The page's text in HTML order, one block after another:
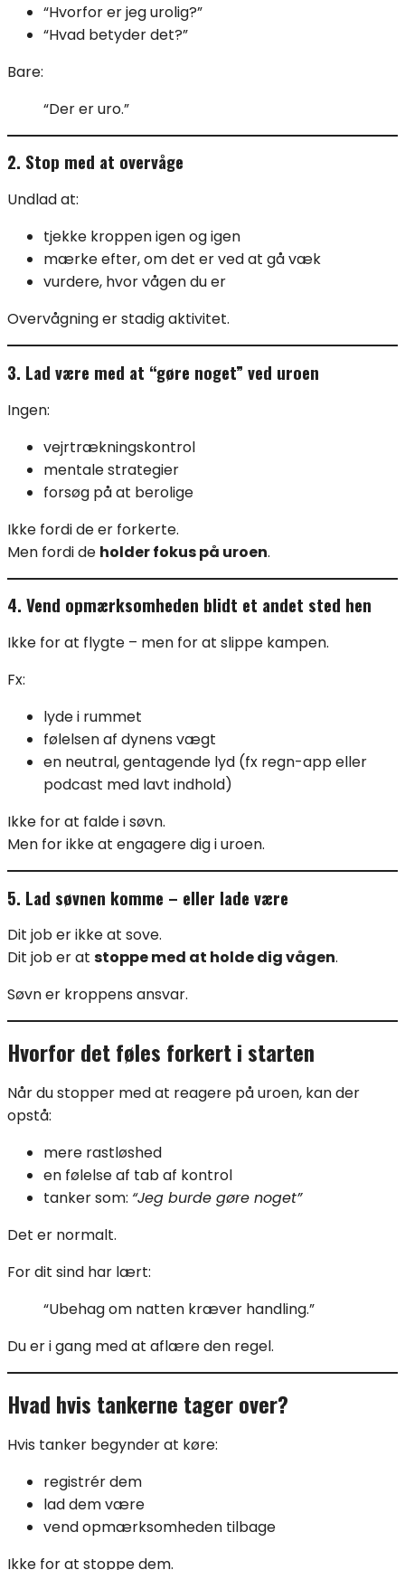
“Hvorfor er jeg urolig?”
“Hvad betyder det?”
Bare:
“Der er uro.”
2. Stop med at overvåge
Undlad at:
tjekke kroppen igen og igen
mærke efter, om det er ved at gå væk
vurdere, hvor vågen du er
Overvågning er stadig aktivitet.
3. Lad være med at “gøre noget” ved uroen
Ingen:
vejrtrækningskontrol
mentale strategier
forsøg på at berolige
Ikke fordi de er forkerte.
Men fordi de holder fokus på uroen.
4. Vend opmærksomheden blidt et andet sted hen
Ikke for at flygte – men for at slippe kampen.
Fx:
lyde i rummet
følelsen af dynens vægt
en neutral, gentagende lyd (fx regn-app eller
podcast med lavt indhold)
Ikke for at falde i søvn.
Men for ikke at engagere dig i uroen.
5. Lad søvnen komme – eller lade være
Dit job er ikke at sove.
Dit job er at stoppe med at holde dig vågen.
Søvn er kroppens ansvar.
Hvorfor det føles forkert i starten
Når du stopper med at reagere på uroen, kan der
opstå:
mere rastløshed
en følelse af tab af kontrol
tanker som: “Jeg burde gøre noget”
Det er normalt.
For dit sind har lært:
“Ubehag om natten kræver handling.”
Du er i gang med at aflære den regel.
Hvad hvis tankerne tager over?
Hvis tanker begynder at køre:
registrér dem
lad dem være
vend opmærksomheden tilbage
Ikke for at stoppe dem.